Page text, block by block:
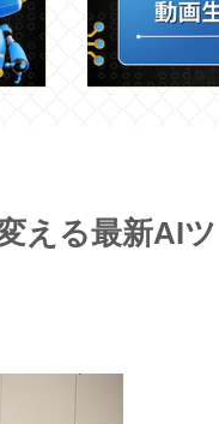
える最新AIツ